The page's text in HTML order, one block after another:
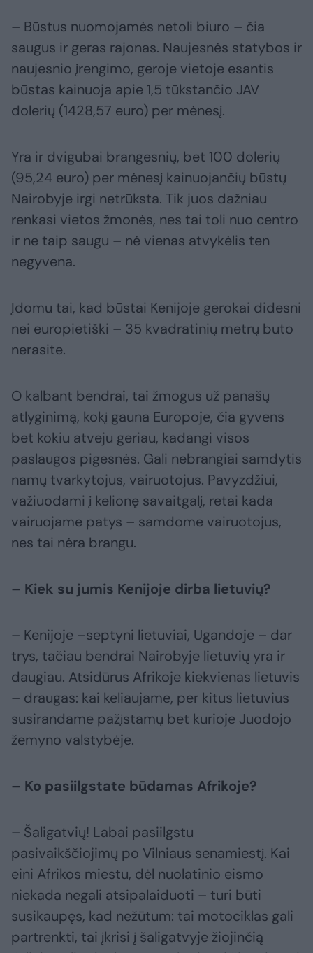
– Būstus nuomojamės netoli biuro – čia
saugus ir geras rajonas. Naujesnės statybos ir
naujesnio įrengimo, geroje vietoje esantis
būstas kainuoja apie 1,5 tūkstančio JAV
dolerių (1428,57 euro) per mėnesį.
Yra ir dvigubai brangesnių, bet 100 dolerių
(95,24 euro) per mėnesį kainuojančių būstų
Nairobyje irgi netrūksta. Tik juos dažniau
renkasi vietos žmonės, nes tai toli nuo centro
ir ne taip saugu – nė vienas atvykėlis ten
negyvena.
Įdomu tai, kad būstai Kenijoje gerokai didesni
nei europietiški – 35 kvadratinių metrų buto
nerasite.
O kalbant bendrai, tai žmogus už panašų
atlyginimą, kokį gauna Europoje, čia gyvens
bet kokiu atveju geriau, kadangi visos
paslaugos pigesnės. Gali nebrangiai samdytis
namų tvarkytojus, vairuotojus. Pavyzdžiui,
važiuodami į kelionę savaitgalį, retai kada
vairuojame patys – samdome vairuotojus,
nes tai nėra brangu.
– Kiek su jumis Kenijoje dirba lietuvių?
– Kenijoje –septyni lietuviai, Ugandoje – dar
trys, tačiau bendrai Nairobyje lietuvių yra ir
daugiau. Atsidūrus Afrikoje kiekvienas lietuvis
– draugas: kai keliaujame, per kitus lietuvius
susirandame pažįstamų bet kurioje Juodojo
žemyno valstybėje.
– Ko pasiilgstate būdamas Afrikoje?
– Šaligatvių! Labai pasiilgstu
pasivaikščiojimų po Vilniaus senamiestį. Kai
eini Afrikos miestu, dėl nuolatinio eismo
niekada negali atsipalaiduoti – turi būti
susikaupęs, kad nežūtum: tai motociklas gali
partrenkti, tai įkrisi į šaligatvyje žiojinčią